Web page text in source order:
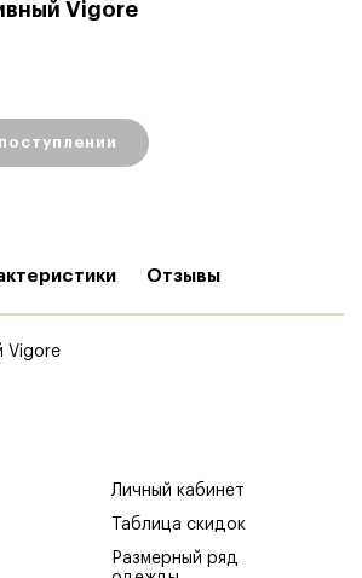
Vigore
Отзывы
Vigore
Личный кабинет
Таблица скидок
Размерный ряд